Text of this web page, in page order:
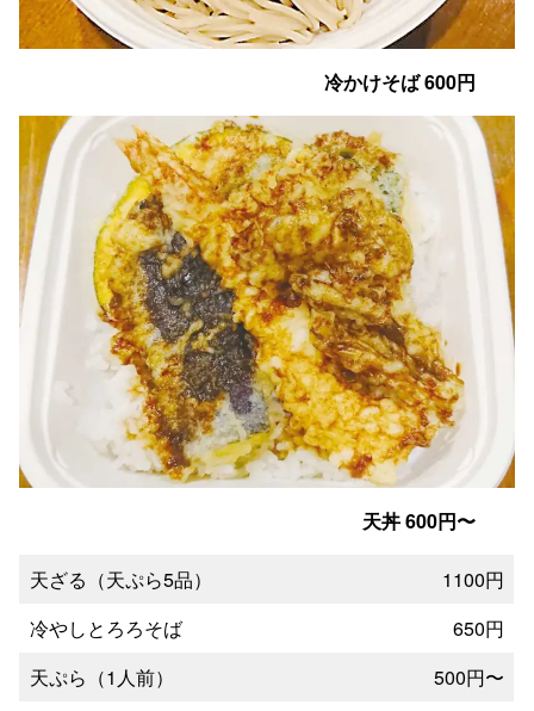
冷かけそば 600円
天丼 600円〜
天ざる（天ぷら5品）
1100円
冷やしとろろそば
650円
天ぷら（1人前）
500円〜